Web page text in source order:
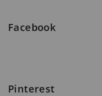
Facebook
Pinterest